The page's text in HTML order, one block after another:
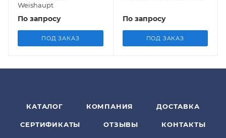
Weishaupt
По запросу
ПОД ЗАКАЗ
По запросу
ПОД ЗАКАЗ
КАТАЛОГ КОМПАНИЯ ДОСТАВКА
СЕРТИФИКАТЫ ОТЗЫВЫ КОНТАКТЫ